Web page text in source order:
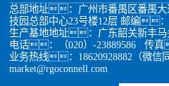
总部地址：广州市番禺区番禺大
技园总部中心23号楼12层 邮编：
生产基地地址：广东韶关新丰马
电话：（020）-23889586 传真
业务热线：18620928882（微
market@rgoconnell.com